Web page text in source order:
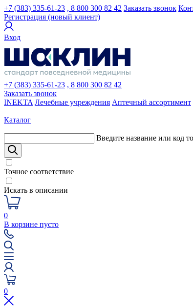
+7 (383) 335-61-23 , 8 800 300 82 42 Заказать звонок
Регистрация (новый клиент)
Вход
+7 (383) 335-61-23 , 8 800 300 82 42
Заказать звонок
INEKTA Лечебные учреждения Аптечный ассортимент
Каталог
Введите название или код
Точное соответствие
Искать в описании
0
В корзине пусто
0